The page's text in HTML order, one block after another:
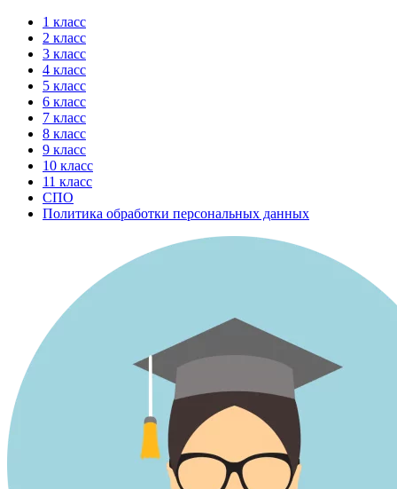
Перейти
содержимому
1 класс
2 класс
3 класс
4 класс
5 класс
6 класс
7 класс
8 класс
9 класс
10 класс
11 класс
СПО
Политика обработки персональных данных